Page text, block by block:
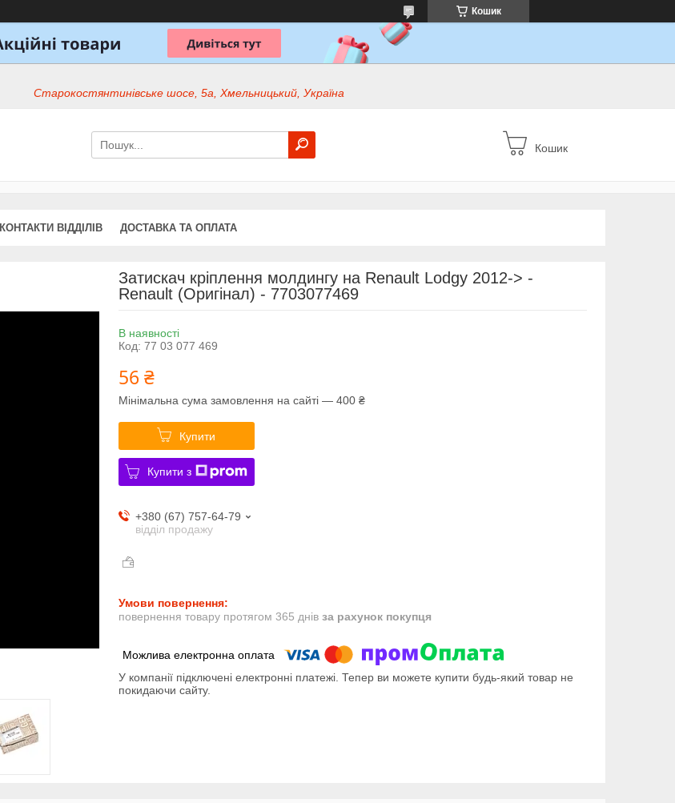
Кошик
Старокостянтинівське шосе, 5а, Хмельницький, Україна
Кошик
КОНТАКТИ ВІДДІЛІВ ДОСТАВКА ТА ОПЛАТА
Затискач кріплення молдингу на Renault Lodgy 2012-> -
Renault (Оригінал) - 7703077469
В наявності
Код: 77 03 077 469
56 ₴
Мінімальна сума замовлення на сайті — 400 ₴
Купити
Купити з
+380 (67) 757-64-79
відділ продажу
повернення товару протягом 365 днів за рахунок покупця
У компанії підключені електронні платежі. Тепер ви можете купити будь-який товар не
покидаючи сайту.